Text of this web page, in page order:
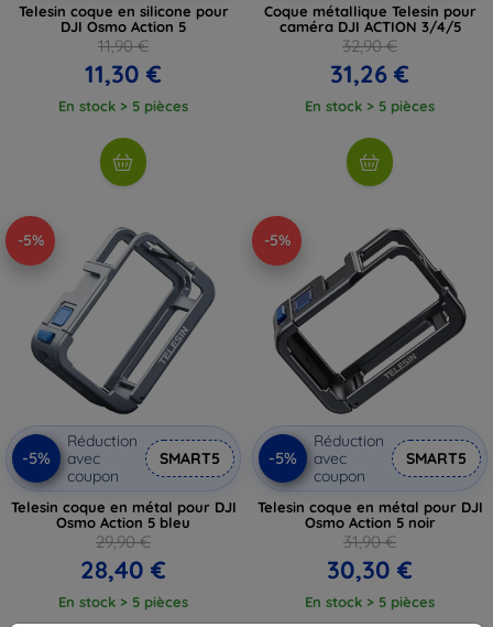
Telesin coque en silicone pour
DJI Osmo Action 5
11,90 €
11,30 €
En stock > 5 pièces
Coque métallique Telesin pour
caméra DJI ACTION 3/4/5
32,90 €
31,26 €
En stock > 5 pièces
-5%
-5%
Réduction
avec
coupon
SMART5
Telesin coque en métal pour DJI
Osmo Action 5 bleu
29,90 €
28,40 €
En stock > 5 pièces
-5%
-5%
Réduction
avec
coupon
SMART5
Telesin coque en métal pour DJI
Osmo Action 5 noir
31,90 €
30,30 €
En stock > 5 pièces